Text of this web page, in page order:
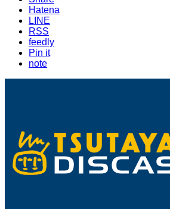
Hatena
LINE
RSS
feedly
Pin it
note